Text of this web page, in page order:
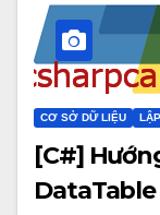
CƠ SỞ DỮ LIỆU
[C#]